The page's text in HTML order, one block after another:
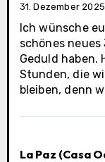
31. Dezember 2025
Ich wünsche
schönes
Geduld haben.
Stunden, die
bleiben, denn
La Paz (Casa